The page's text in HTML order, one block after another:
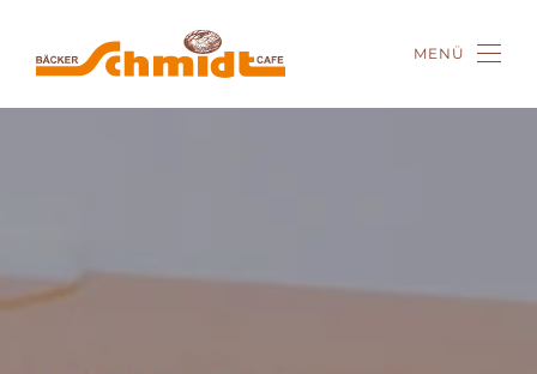
Zum Hauptinhalt springen
MENÜ